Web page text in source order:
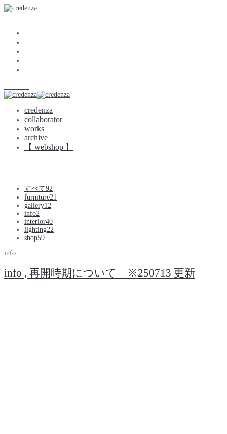
credenza
collaborator
works
archive
【 webshop 】
すべて92
furniture21
gallery12
info2
interior40
lighting22
shop59
info
info , 再開時期について ※250713 更新